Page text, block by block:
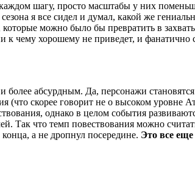
шагу, просто масштабы у них
я все сидел и думал, какой же
которые можно было бы превратить в
чему хорошему не приведет, и фанатично
более абсурдным. Да, персонажи
(что скорее говорит не о высоком уровне
однако в целом события
Так что темп повествования можно
а не дропнул посередине. Это все